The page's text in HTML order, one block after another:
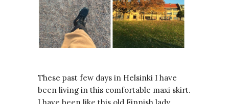
These past few days in Helsinki I have
been living in this comfortable maxi skirt.